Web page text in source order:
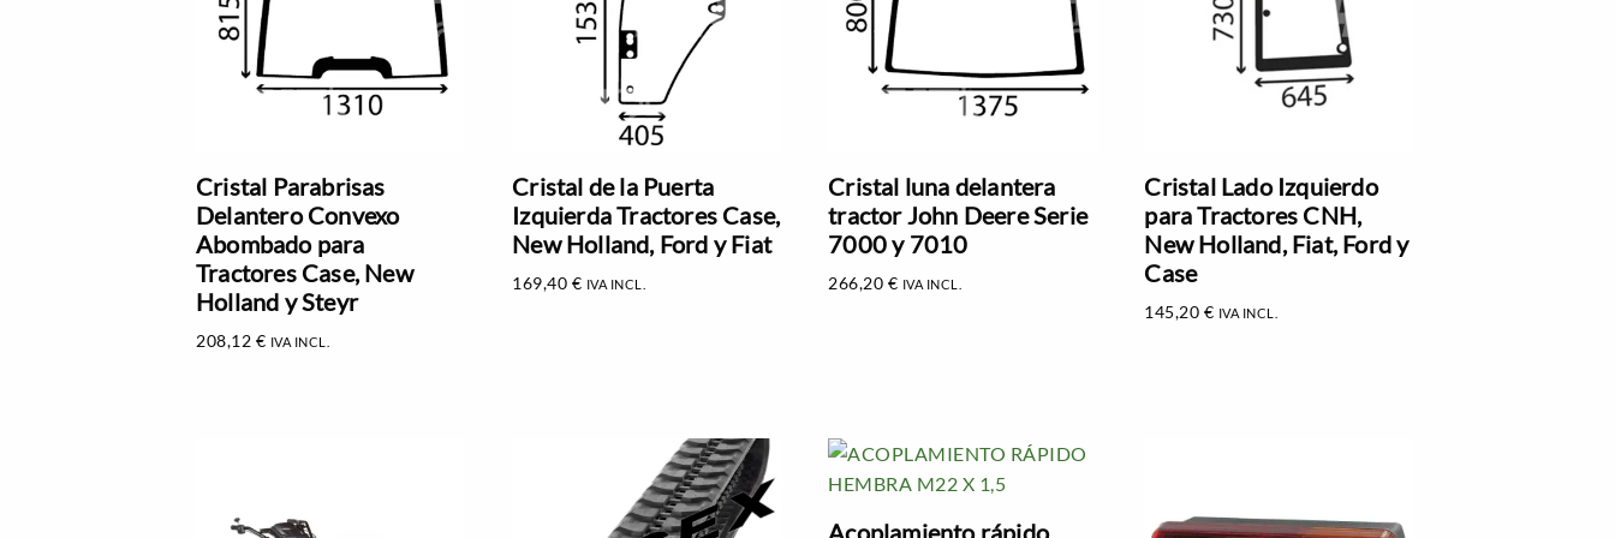
Cristal Parabrisas
Delantero Convexo
Abombado para
Tractores Case, New
Holland y Steyr
208,12 € IVA INCL.
Cristal de la Puerta
Izquierda Tractores Case,
New Holland, Ford y Fiat
169,40 € IVA INCL.
Cristal luna delantera
tractor John Deere Serie
7000 y 7010
266,20 € IVA INCL.
Cristal Lado Izquierdo
para Tractores CNH,
New Holland, Fiat, Ford y
Case
145,20 € IVA INCL.
Acoplamiento rápido